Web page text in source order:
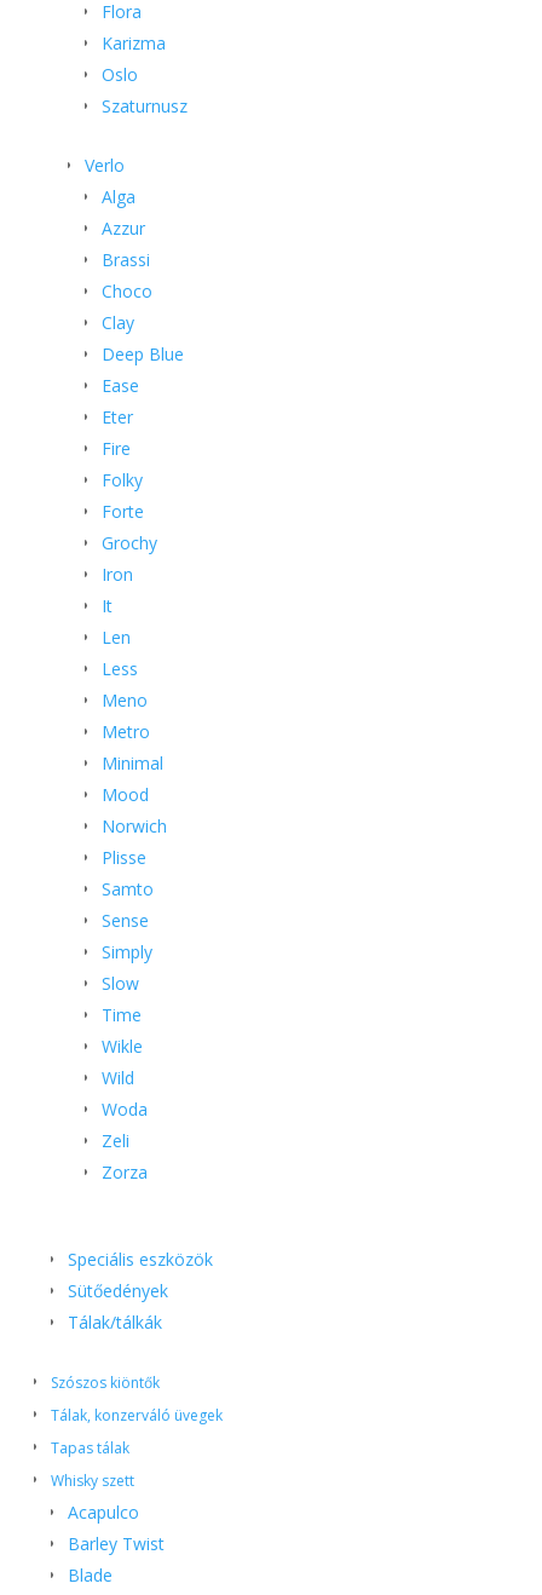
Flora
Karizma
Oslo
Szaturnusz
Verlo
Alga
Azzur
Brassi
Choco
Clay
Deep Blue
Ease
Eter
Fire
Folky
Forte
Grochy
Iron
It
Len
Less
Meno
Metro
Minimal
Mood
Norwich
Plisse
Samto
Sense
Simply
Slow
Time
Wikle
Wild
Woda
Zeli
Zorza
Speciális eszközök
Sütőedények
Tálak/tálkák
Szószos kiöntők
Tálak, konzerváló üvegek
Tapas tálak
Whisky szett
Acapulco
Barley Twist
Blade